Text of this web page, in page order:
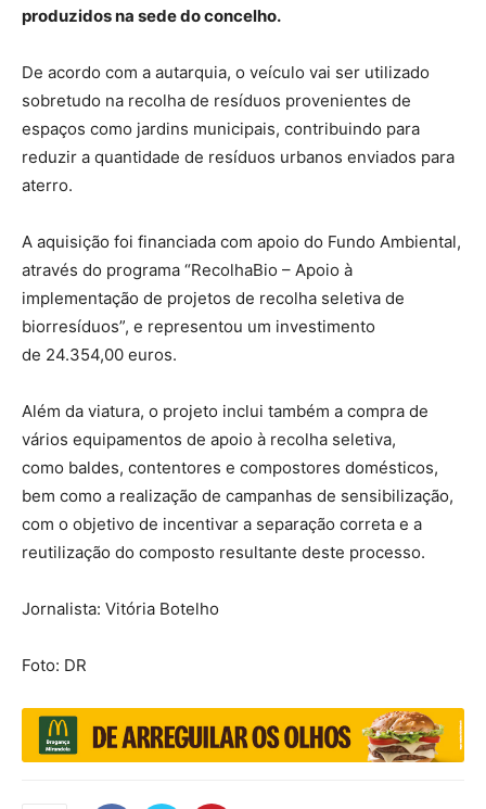
produzidos na sede do concelho.
De acordo com a autarquia, o veículo vai ser utilizado
sobretudo na recolha de resíduos provenientes de
espaços como jardins municipais, contribuindo para
reduzir a quantidade de resíduos urbanos enviados para
aterro.
A aquisição foi financiada com apoio do Fundo Ambiental,
através do programa “RecolhaBio – Apoio à
implementação de projetos de recolha seletiva de
biorresíduos”, e representou um investimento
de 24.354,00 euros.
Além da viatura, o projeto inclui também a compra de
vários equipamentos de apoio à recolha seletiva,
como baldes, contentores e compostores domésticos,
bem como a realização de campanhas de sensibilização,
com o objetivo de incentivar a separação correta e a
reutilização do composto resultante deste processo.
Jornalista: Vitória Botelho
Foto: DR